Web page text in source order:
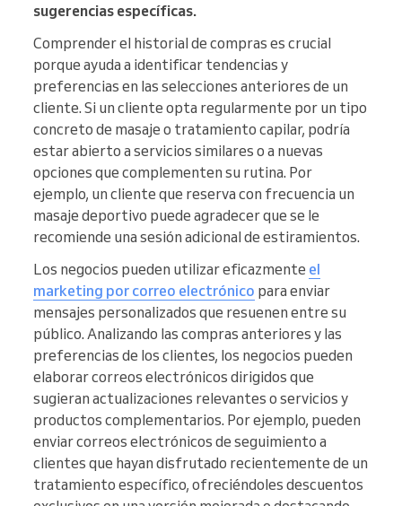
sugerencias específicas.
Comprender el historial de compras es crucial
porque ayuda a identificar tendencias y
preferencias en las selecciones anteriores de un
cliente. Si un cliente opta regularmente por un tipo
concreto de masaje o tratamiento capilar, podría
estar abierto a servicios similares o a nuevas
opciones que complementen su rutina. Por
ejemplo, un cliente que reserva con frecuencia un
masaje deportivo puede agradecer que se le
recomiende una sesión adicional de estiramientos.
Los negocios pueden utilizar eficazmente el
marketing por correo electrónico para enviar
mensajes personalizados que resuenen entre su
público. Analizando las compras anteriores y las
preferencias de los clientes, los negocios pueden
elaborar correos electrónicos dirigidos que
sugieran actualizaciones relevantes o servicios y
productos complementarios. Por ejemplo, pueden
enviar correos electrónicos de seguimiento a
clientes que hayan disfrutado recientemente de un
tratamiento específico, ofreciéndoles descuentos